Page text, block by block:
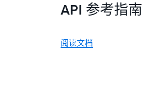
API 参考指南
阅读文档